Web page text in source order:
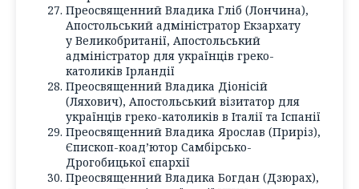
Преосвященний Владика Гліб (Лончина),
Апостольський адміністратор Екзархату
у Великобританії, Апостольський
адміністратор для українців греко-
католиків Ірландії
Преосвященний Владика Діонісій
(Ляхович), Апостольський візитатор для
українців греко-католиків в Італії та Іспанії
Преосвященний Владика Ярослав (Приріз),
Єпископ-коад’ютор Самбірсько-
Дрогобицької єпархії
Преосвященний Владика Богдан (Дзюрах),